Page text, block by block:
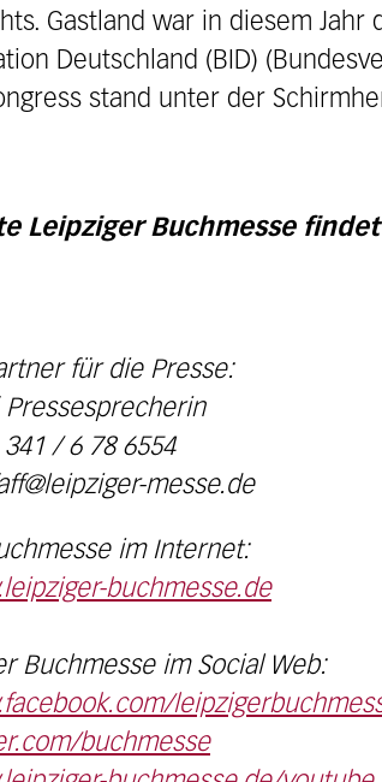
Gastland war in diesem
Deutschland (BID)
stand unter der
Leipziger Buchmesse
für die Presse:
Pressesprecherin
341 / 6 78 6554
messe.de
im Internet:
buchmesse.de
Buchmesse im Social Web:
buchmesse